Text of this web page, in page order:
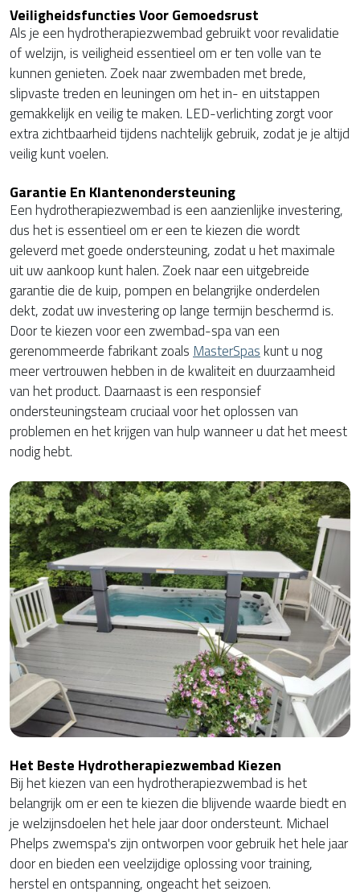
Veiligheidsfuncties Voor Gemoedsrust
Als je een hydrotherapiezwembad gebruikt voor revalidatie
of welzijn, is veiligheid essentieel om er ten volle van te
kunnen genieten. Zoek naar zwembaden met brede,
slipvaste treden en leuningen om het in- en uitstappen
gemakkelijk en veilig te maken. LED-verlichting zorgt voor
extra zichtbaarheid tijdens nachtelijk gebruik, zodat je je altijd
veilig kunt voelen.
Garantie En Klantenondersteuning
Een hydrotherapiezwembad is een aanzienlijke investering,
dus het is essentieel om er een te kiezen die wordt
geleverd met goede ondersteuning, zodat u het maximale
uit uw aankoop kunt halen. Zoek naar een uitgebreide
garantie die de kuip, pompen en belangrijke onderdelen
dekt, zodat uw investering op lange termijn beschermd is.
Door te kiezen voor een zwembad-spa van een
gerenommeerde fabrikant zoals MasterSpaskunt u nog
meer vertrouwen hebben in de kwaliteit en duurzaamheid
van het product. Daarnaast is een responsief
ondersteuningsteam cruciaal voor het oplossen van
problemen en het krijgen van hulp wanneer u dat het meest
nodig hebt.
Het Beste Hydrotherapiezwembad Kiezen
Bij het kiezen van een hydrotherapiezwembad is het
belangrijk om er een te kiezen die blijvende waarde biedt en
je welzijnsdoelen het hele jaar door ondersteunt. Michael
Phelps zwemspa's zijn ontworpen voor gebruik het hele jaar
door en bieden een veelzijdige oplossing voor training,
herstel en ontspanning, ongeacht het seizoen.